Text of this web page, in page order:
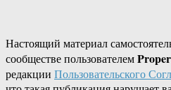
Настоящий материал
сообществе пользователемProper
редакции Пользовательского